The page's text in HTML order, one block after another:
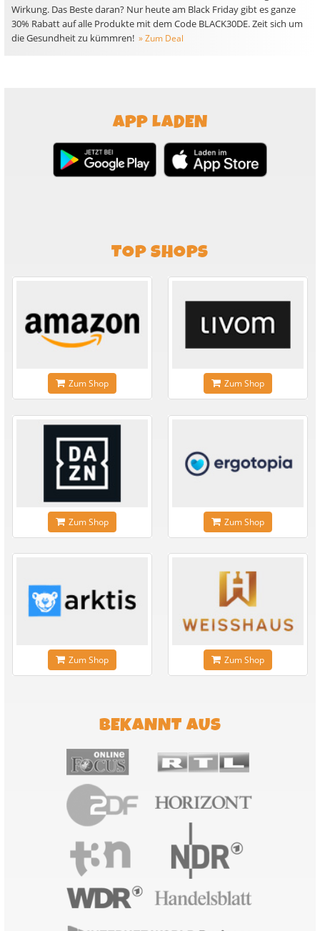
Wirkung. Das Beste daran? Nur heute am Black Friday gibt es ganze
30% Rabatt auf alle Produkte mit dem Code BLACK30DE. Zeit sich um
die Gesundheit zu kümmren! » Zum Deal
APP LADEN
TOP SHOPS
Zum Shop Zum Shop
Zum Shop Zum Shop
Zum Shop Zum Shop
BEKANNT AUS